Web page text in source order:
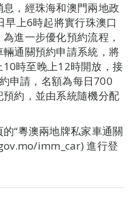
，經珠海和澳門兩地政
上6時起將實行珠澳口
進一步優化預約流程，
通關預約申請系統，將
時至晚上12時開放，接
申請，名額為每日700
約，並由系統隨機分配
“粵澳兩地牌私家車通關
imm_car) 進行登